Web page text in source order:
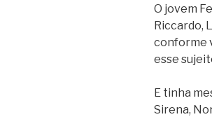
O jovem
Riccardo,
conforme
esse
E tinha
Sirena,